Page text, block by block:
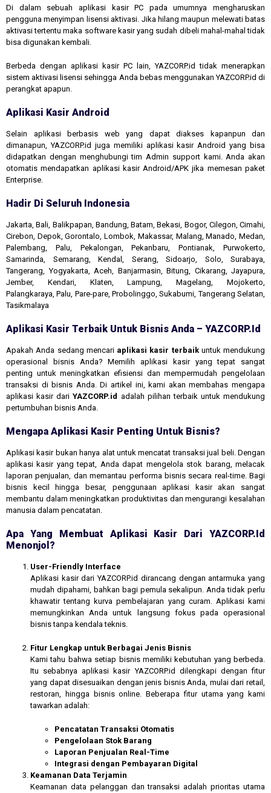
Di dalam sebuah aplikasi kasir PC pada umumnya mengharuskan
pengguna menyimpan lisensi aktivasi. Jika hilang maupun melewati batas
aktivasi tertentu maka software kasir yang sudah dibeli mahal-mahal tidak
bisa digunakan kembali.
Berbeda dengan aplikasi kasir PC lain, YAZCORP.id tidak menerapkan
sistem aktivasi lisensi sehingga Anda bebas menggunakan YAZCORP.id di
perangkat apapun.
Aplikasi Kasir Android
Selain aplikasi berbasis web yang dapat diakses kapanpun dan
dimanapun, YAZCORP.id juga memiliki aplikasi kasir Android yang bisa
didapatkan dengan menghubungi tim Admin support kami. Anda akan
otomatis mendapatkan aplikasi kasir Android/APK jika memesan paket
Enterprise.
Hadir Di Seluruh Indonesia
Jakarta, Bali, Balikpapan, Bandung, Batam, Bekasi, Bogor, Cilegon, Cimahi,
Cirebon, Depok, Gorontalo, Lombok, Makassar, Malang, Manado, Medan,
Palembang, Palu, Pekalongan, Pekanbaru, Pontianak, Purwokerto,
Samarinda, Semarang, Kendal, Serang, Sidoarjo, Solo, Surabaya,
Tangerang, Yogyakarta, Aceh, Banjarmasin, Bitung, Cikarang, Jayapura,
Jember, Kendari, Klaten, Lampung, Magelang, Mojokerto,
Palangkaraya, Palu, Pare-pare, Probolinggo, Sukabumi, Tangerang Selatan,
Tasikmalaya
Aplikasi Kasir Terbaik Untuk Bisnis Anda – YAZCORP.id
Apakah Anda sedang mencari aplikasi kasir terbaikuntuk mendukung
operasional bisnis Anda? Memilih aplikasi kasir yang tepat sangat
penting untuk meningkatkan efisiensi dan mempermudah pengelolaan
transaksi di bisnis Anda. Di artikel ini, kami akan membahas mengapa
aplikasi kasir dariYAZCORP.id adalah pilihan terbaik untuk mendukung
pertumbuhan bisnis Anda.
Mengapa Aplikasi Kasir Penting Untuk Bisnis?
Aplikasi kasir bukan hanya alat untuk mencatat transaksi jual beli. Dengan
aplikasi kasir yang tepat, Anda dapat mengelola stok barang, melacak
laporan penjualan, dan memantau performa bisnis secara real-time. Bagi
bisnis kecil hingga besar, penggunaan aplikasi kasir akan sangat
membantu dalam meningkatkan produktivitas dan mengurangi kesalahan
manusia dalam pencatatan.
Apa Yang Membuat Aplikasi Kasir Dari YAZCORP.id
Menonjol?
User-Friendly Interface
Aplikasi kasir dari YAZCORP.id dirancang dengan antarmuka yang
mudah dipahami, bahkan bagi pemula sekalipun. Anda tidak perlu
khawatir tentang kurva pembelajaran yang curam. Aplikasi kami
memungkinkan Anda untuk langsung fokus pada operasional
bisnis tanpa kendala teknis.
Fitur Lengkap untuk Berbagai Jenis Bisnis
Kami tahu bahwa setiap bisnis memiliki kebutuhan yang berbeda.
Itu sebabnya aplikasi kasir YAZCORP.id dilengkapi dengan fitur
yang dapat disesuaikan dengan jenis bisnis Anda, mulai dari retail,
restoran, hingga bisnis online. Beberapa fitur utama yang kami
tawarkan adalah:
Pencatatan Transaksi Otomatis
Pengelolaan Stok Barang
Laporan Penjualan Real-Time
Integrasi dengan Pembayaran Digital
Keamanan Data Terjamin
Keamanan data pelanggan dan transaksi adalah prioritas utama